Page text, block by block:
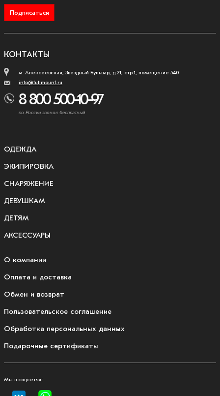
Подписаться
КОНТАКТЫ
м. Алексеевская, Звездный Бульвар, д.21, стр.1, помещение 540
info@fullmount.ru
8 800 500-10-97
по России звонок бесплатный
ОДЕЖДА
ЭКИПИРОВКА
СНАРЯЖЕНИЕ
ДЕВУШКАМ
ДЕТЯМ
АКСЕССУАРЫ
О компании
Оплата и доставка
Обмен и возврат
Пользовательское соглашение
Обработка персональных данных
Подарочные сертификаты
Мы в соцсетях: